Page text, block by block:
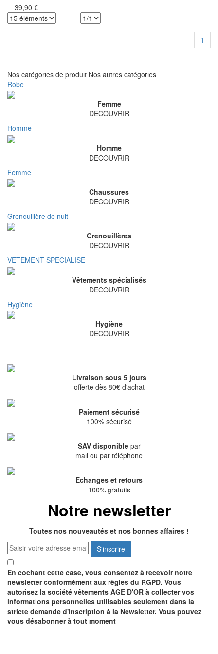
39,90 €
1
Nos catégories de produit Nos autres catégories
Robe
Femme
DECOUVRIR
Homme
Homme
DECOUVRIR
Femme
Chaussures
DECOUVRIR
Grenouillère de nuit
Grenouillères
DECOUVRIR
VETEMENT SPECIALISE
Vêtements spécialisés
DECOUVRIR
Hygiène
Hygiène
DECOUVRIR
Livraison sous 5 jours
offerte dès 80€ d'achat
Paiement sécurisé
100% sécurisé
SAV disponiblepar
mail ou par téléphone
Echanges et retours
100% gratuits
Notre newsletter
Toutes nos nouveautés et nos bonnes affaires !
S'inscrire
En cochant cette case, vous consentez à recevoir notre
newsletter conformément aux règles du RGPD. Vous
autorisez la société vêtements AGE D'OR à collecter vos
informations personnelles utilisables seulement dans la
stricte demande d'inscription à la Newsletter. Vous pouvez
vous désabonner à tout moment